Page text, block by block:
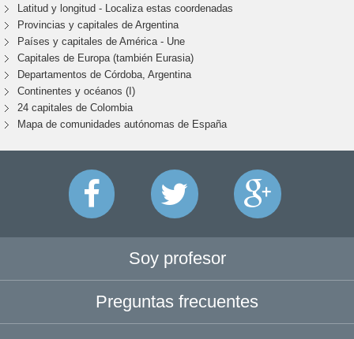
Latitud y longitud - Localiza estas coordenadas
Provincias y capitales de Argentina
Países y capitales de América - Une
Capitales de Europa (también Eurasia)
Departamentos de Córdoba, Argentina
Continentes y océanos (I)
24 capitales de Colombia
Mapa de comunidades autónomas de España
Soy profesor
Preguntas frecuentes